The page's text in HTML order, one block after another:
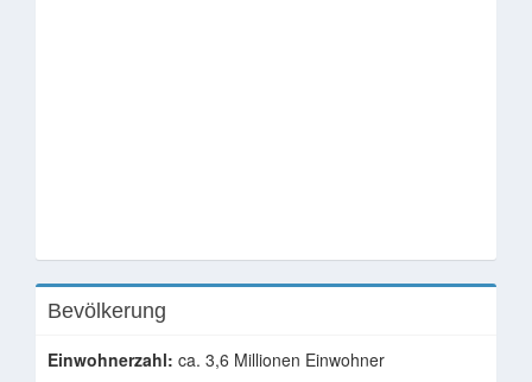
Bevölkerung
Einwohnerzahl: ca. 3,6 Millionen Einwohner